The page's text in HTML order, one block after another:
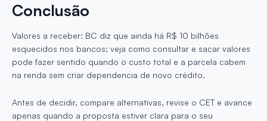
Conclusão
Valores a receber: BC diz que ainda há R$ 10 bilhões
esquecidos nos bancos; veja como consultar e sacar valores
pode fazer sentido quando o custo total e a parcela cabem
na renda sem criar dependencia de novo crédito.
Antes de decidir, compare alternativas, revise o CET e avance
apenas quando a proposta estiver clara para o seu